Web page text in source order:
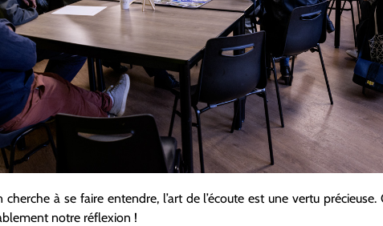
à se faire entendre, l’art de l’écoute est une vertu
notre réflexion !